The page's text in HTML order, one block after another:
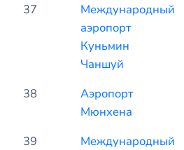
37
Международный
аэропорт
Куньмин
Чаншуй
38
Аэропорт
Мюнхена
39
Международный